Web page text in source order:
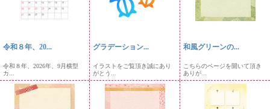
令和８年、20...
令和８年、2026年、9月横型
カ...
グラデーション...
イラストをご覧頂き誠にあり
がとう...
和風グリーンの...
こちらのページを開いて頂き
ありが...